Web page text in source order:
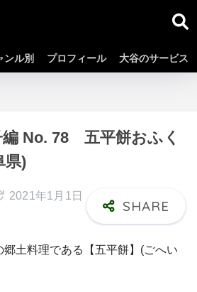
ンル別 プロフィール 大谷のサービス
No. 78 五平餅おふく
県)
2021年1月1日
土料理である【五平餅】(ごへい